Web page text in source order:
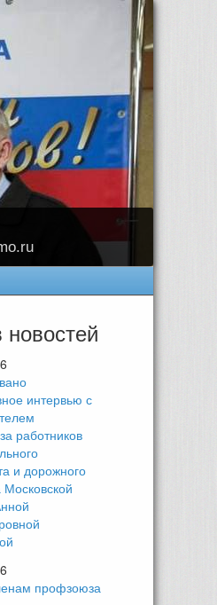
интервью с
работников
и дорожного
Московской
профзоюза